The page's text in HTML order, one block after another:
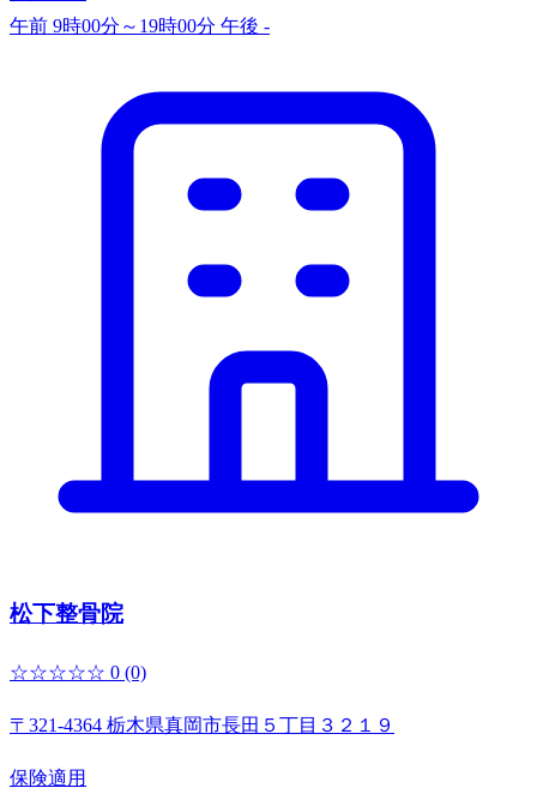
午前 9時00分～19時00分 午後 -
松下整骨院
☆☆☆☆☆ 0 (0)
〒321-4364 栃木県真岡市長田５丁目３２１９
保険適用